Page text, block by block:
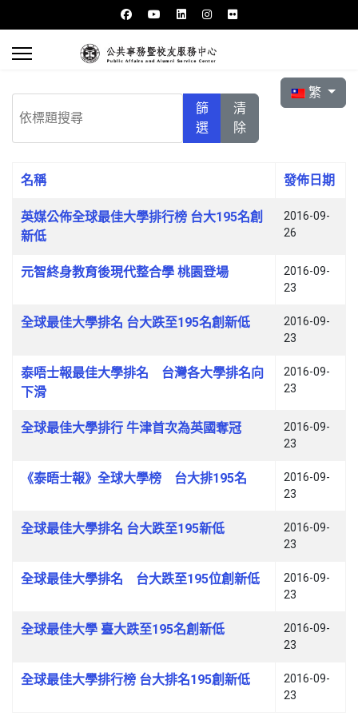
選擇你的語言
繁
篩
選
清
除
文章列表
名稱 發佈日期
英媒公佈全球最佳大學排行榜 台大195名創
新低
2016-09-
26
元智終身教育後現代整合學 桃園登場
2016-09-
23
全球最佳大學排名 台大跌至195名創新低
2016-09-
23
泰唔士報最佳大學排名 台灣各大學排名向
下滑
2016-09-
23
全球最佳大學排行 牛津首次為英國奪冠
2016-09-
23
《泰晤士報》全球大學榜 台大排195名
2016-09-
23
全球最佳大學排名 台大跌至195新低
2016-09-
23
全球最佳大學排名 台大跌至195位創新低
2016-09-
23
全球最佳大學 臺大跌至195名創新低
2016-09-
23
全球最佳大學排行榜 台大排名195創新低
2016-09-
23